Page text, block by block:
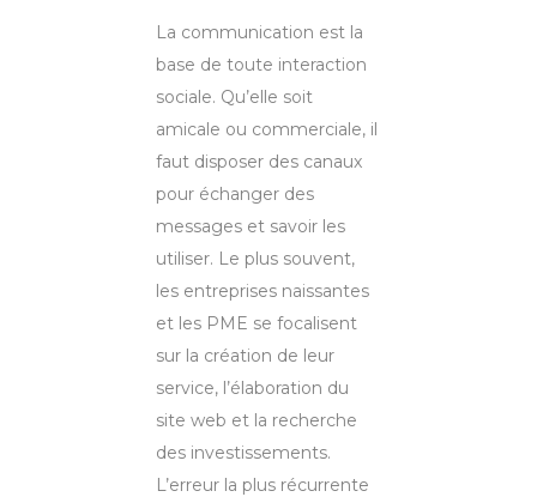
La communication est la
base de toute interaction
sociale. Qu’elle soit
amicale ou commerciale, il
faut disposer des canaux
pour échanger des
messages et savoir les
utiliser. Le plus souvent,
les entreprises naissantes
et les PME se focalisent
sur la création de leur
service, l’élaboration du
site web et la recherche
des investissements.
L’erreur la plus récurrente